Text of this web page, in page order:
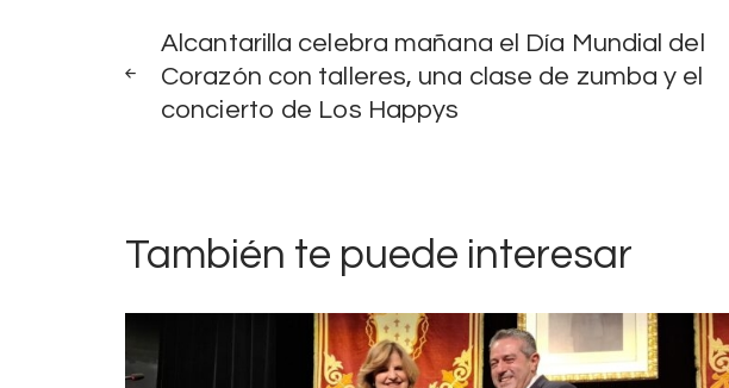
Navegación
de
ANTERIORES
Alcantarilla celebra mañana el Día Mundial del
Corazón con talleres, una clase de zumba y el
concierto de Los Happys
También te puede interesar